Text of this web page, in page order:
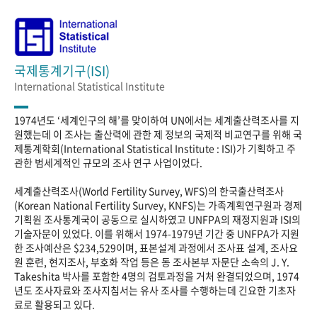
국제통계기구(ISI)
International Statistical Institute
1974년도 ‘세계인구의 해’를 맞이하여 UN에서는 세계출산력조사를 지
원했는데 이 조사는 출산력에 관한 제 정보의 국제적 비교연구를 위해 국
제통계학회(International Statistical Institute : ISI)가 기획하고 주
관한 범세계적인 규모의 조사 연구 사업이었다.
세계출산력조사(World Fertility Survey, WFS)의 한국출산력조사
(Korean National Fertility Survey, KNFS)는 가족계획연구원과 경제
기획원 조사통계국이 공동으로 실시하였고 UNFPA의 재정지원과 ISI의
기술자문이 있었다. 이를 위해서 1974-1979년 기간 중 UNFPA가 지원
한 조사예산은 $234,529이며, 표본설계 과정에서 조사표 설계, 조사요
원 훈련, 현지조사, 부호화 작업 등은 동 조사본부 자문단 소속의 J. Y.
Takeshita 박사를 포함한 4명의 검토과정을 거처 완결되었으며, 1974
년도 조사자료와 조사지침서는 유사 조사를 수행하는데 긴요한 기초자
료로 활용되고 있다.